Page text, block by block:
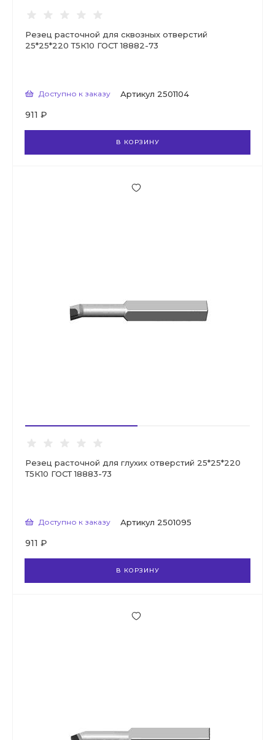
Резец расточной для сквозных отверстий
25*25*220 Т5К10 ГОСТ 18882-73
Доступно к заказу Артикул 2501104
911 ₽
В КОРЗИНУ
Резец расточной для глухих отверстий 25*25*220
Т5К10 ГОСТ 18883-73
Доступно к заказу Артикул 2501095
911 ₽
В КОРЗИНУ